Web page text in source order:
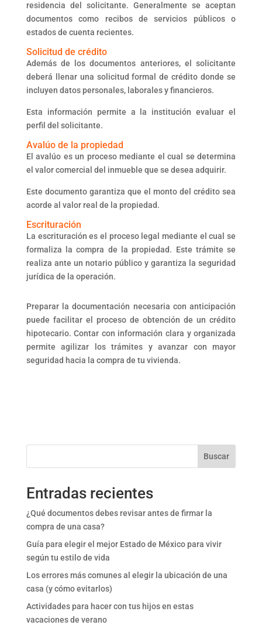
residencia del solicitante. Generalmente se aceptan
documentos como recibos de servicios públicos o
estados de cuenta recientes.
Solicitud de crédito
Además de los documentos anteriores, el solicitante
deberá llenar una solicitud formal de crédito donde se
incluyen datos personales, laborales y financieros.
Esta información permite a la institución evaluar el
perfil del solicitante.
Avalúo de la propiedad
El avalúo es un proceso mediante el cual se determina
el valor comercial del inmueble que se desea adquirir.
Este documento garantiza que el monto del crédito sea
acorde al valor real de la propiedad.
Escrituración
La escrituración es el proceso legal mediante el cual se
formaliza la compra de la propiedad. Este trámite se
realiza ante un notario público y garantiza la seguridad
jurídica de la operación.
Preparar la documentación necesaria con anticipación
puede facilitar el proceso de obtención de un crédito
hipotecario. Contar con información clara y organizada
permite agilizar los trámites y avanzar con mayor
seguridad hacia la compra de tu vivienda.
Buscar
Entradas recientes
¿Qué documentos debes revisar antes de firmar la
compra de una casa?
Guía para elegir el mejor Estado de México para vivir
según tu estilo de vida
Los errores más comunes al elegir la ubicación de una
casa (y cómo evitarlos)
Actividades para hacer con tus hijos en estas
vacaciones de verano